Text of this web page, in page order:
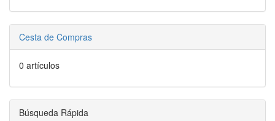
Cesta de Compras
0 artículos
Búsqueda Rápida